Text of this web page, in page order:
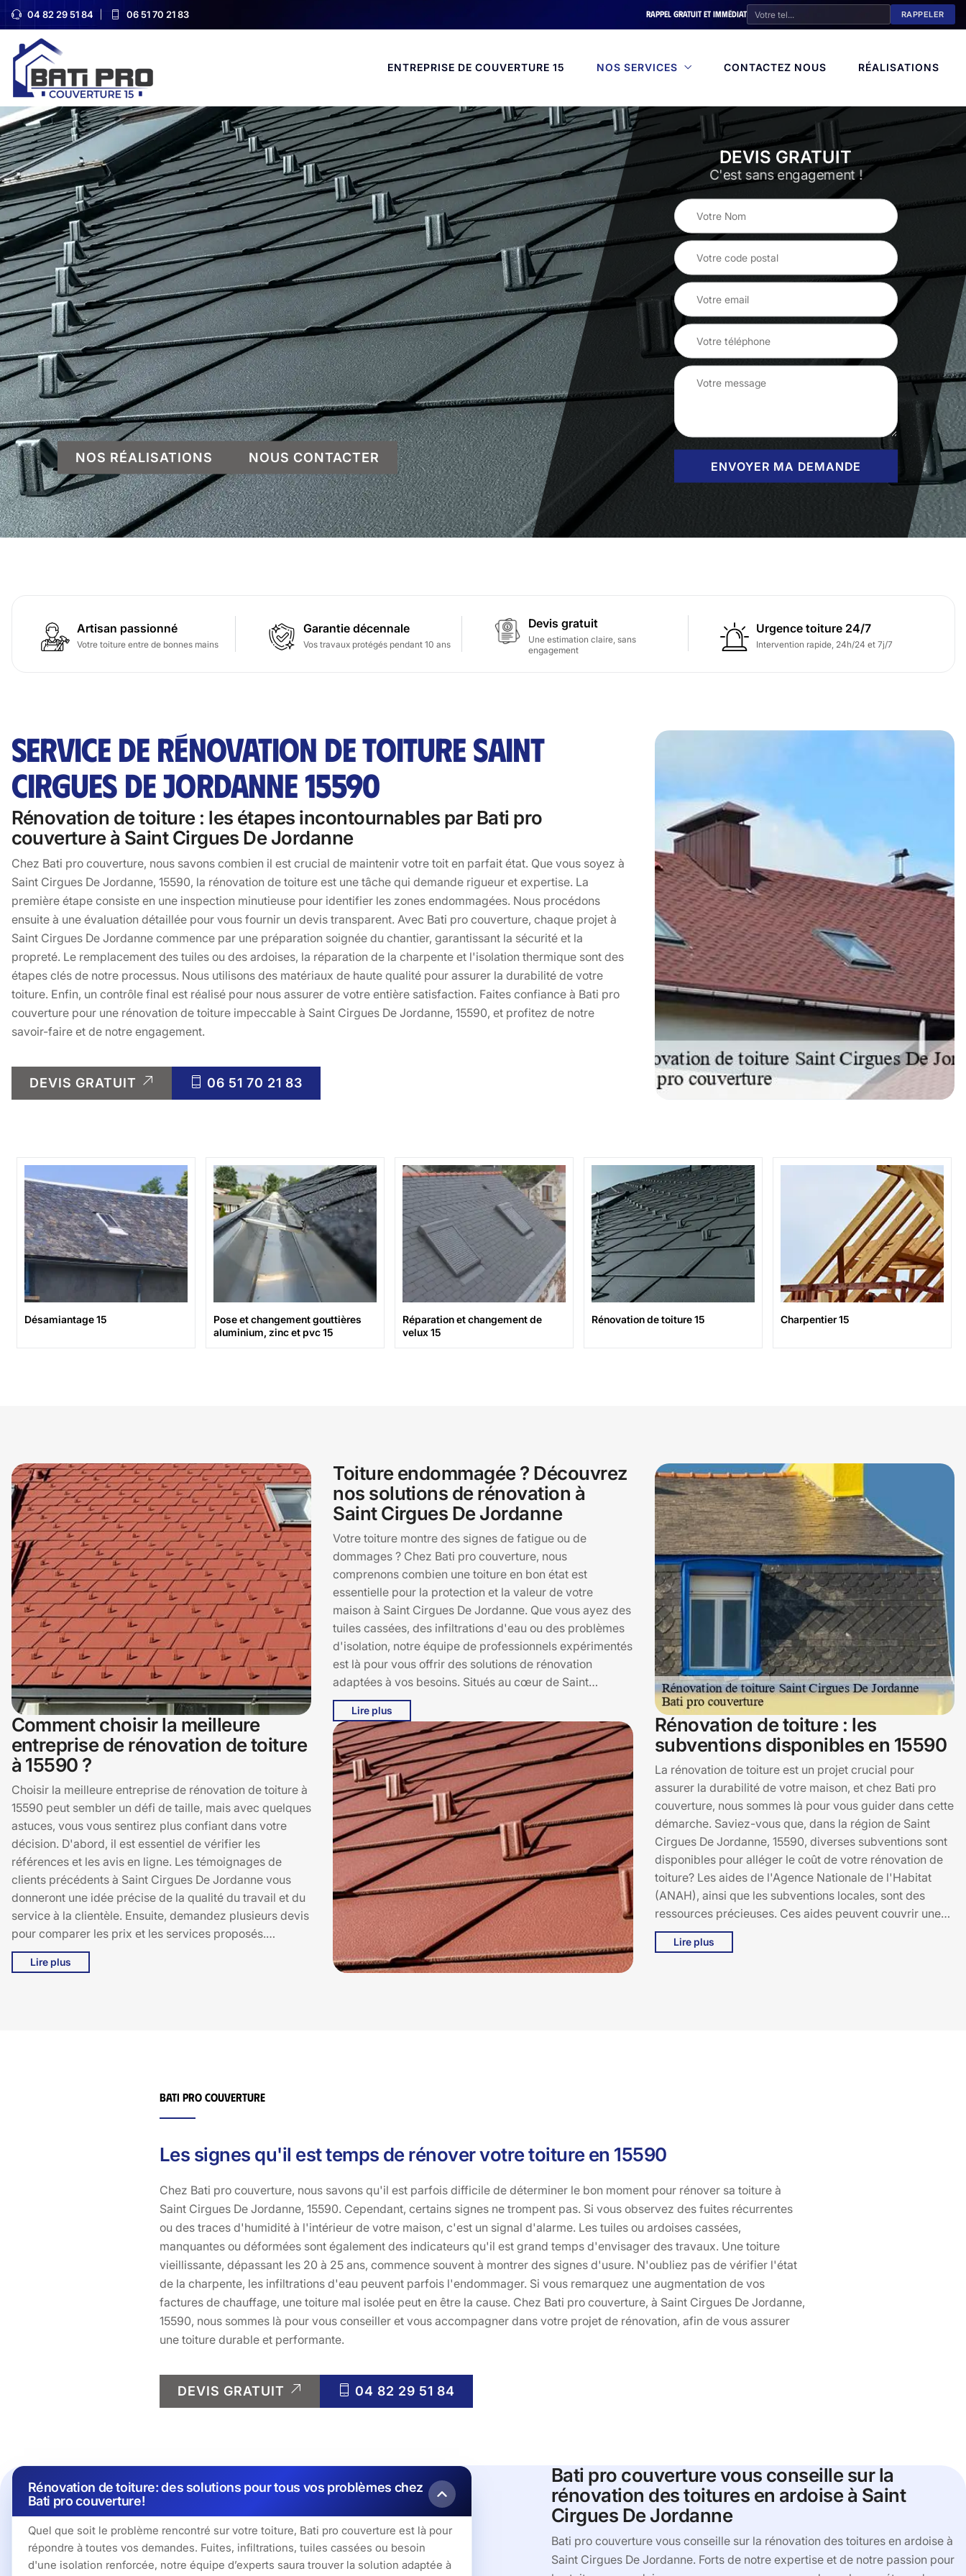
04 82 29 51 84 06 51 70 21 83 Rappel gratuit et immédiat
ENTREPRISE DE COUVERTURE 15 NOS SERVICES CONTACTEZ NOUS RÉALISATIONS
NOS RÉALISATIONS NOUS CONTACTER
DEVIS GRATUIT
C'est sans engagement !
Artisan passionné
Votre toiture entre de bonnes mains
Garantie décennale
Vos travaux protégés pendant 10 ans
Devis gratuit
Une estimation claire, sans
engagement
Urgence toiture 24/7
Intervention rapide, 24h/24 et 7j/7
SERVICE DE RÉNOVATION DE TOITURE SAINT
CIRGUES DE JORDANNE 15590
Rénovation de toiture : les étapes incontournables par Bati pro
couverture à Saint Cirgues De Jordanne
Chez Bati pro couverture, nous savons combien il est crucial de maintenir votre toit en parfait état. Que vous soyez à
Saint Cirgues De Jordanne, 15590, la rénovation de toiture est une tâche qui demande rigueur et expertise. La
première étape consiste en une inspection minutieuse pour identifier les zones endommagées. Nous procédons
ensuite à une évaluation détaillée pour vous fournir un devis transparent. Avec Bati pro couverture, chaque projet à
Saint Cirgues De Jordanne commence par une préparation soignée du chantier, garantissant la sécurité et la
propreté. Le remplacement des tuiles ou des ardoises, la réparation de la charpente et l'isolation thermique sont des
étapes clés de notre processus. Nous utilisons des matériaux de haute qualité pour assurer la durabilité de votre
toiture. Enfin, un contrôle final est réalisé pour nous assurer de votre entière satisfaction. Faites confiance à Bati pro
couverture pour une rénovation de toiture impeccable à Saint Cirgues De Jordanne, 15590, et profitez de notre
savoir-faire et de notre engagement.
DEVIS GRATUIT 06 51 70 21 83
Désamiantage 15
Pose et changement gouttières
aluminium, zinc et pvc 15
Réparation et changement de
velux 15
Rénovation de toiture 15 Charpentier 15
Comment choisir la meilleure
entreprise de rénovation de toiture
à 15590 ?
Choisir la meilleure entreprise de rénovation de toiture à
15590 peut sembler un défi de taille, mais avec quelques
astuces, vous vous sentirez plus confiant dans votre
décision. D'abord, il est essentiel de vérifier les
références et les avis en ligne. Les témoignages de
clients précédents à Saint Cirgues De Jordanne vous
donneront une idée précise de la qualité du travail et du
service à la clientèle. Ensuite, demandez plusieurs devis
pour comparer les prix et les services proposés.
Assurez-vous que les entreprises sont bien assurées et
certifiées, pour éviter toute mauvaise surprise. N'hésitez
prenant en compte ces quelques points, vous serez en
Lire plus
Toiture endommagée ? Découvrez
nos solutions de rénovation à
Saint Cirgues De Jordanne
Votre toiture montre des signes de fatigue ou de
dommages ? Chez Bati pro couverture, nous
comprenons combien une toiture en bon état est
essentielle pour la protection et la valeur de votre
maison à Saint Cirgues De Jordanne. Que vous ayez des
tuiles cassées, des infiltrations d'eau ou des problèmes
d'isolation, notre équipe de professionnels expérimentés
est là pour vous offrir des solutions de rénovation
adaptées à vos besoins. Situés au cœur de Saint
Cirgues De Jordanne, 15590, nous nous engageons à
utiliser des matériaux de haute qualité et des techniques
modernes pour garantir une toiture durable et
esthétique. Laissez-nous vous accompagner dans ce
projet crucial et redonner à votre maison toute sa
splendeur. Contactez Bati pro couverture dès
aujourd'hui pour une évaluation gratuite et découvrez
comment nous pouvons transformer votre toiture
endommagée en une toiture comme neuve, résistante et
belle. Votre satisfaction est notre priorité à Bati pro
couverture.
Lire plus
Rénovation de toiture : les
subventions disponibles en 15590
La rénovation de toiture est un projet crucial pour
assurer la durabilité de votre maison, et chez Bati pro
couverture, nous sommes là pour vous guider dans cette
démarche. Saviez-vous que, dans la région de Saint
Cirgues De Jordanne, 15590, diverses subventions sont
disponibles pour alléger le coût de votre rénovation de
toiture? Les aides de l'Agence Nationale de l'Habitat
(ANAH), ainsi que les subventions locales, sont des
ressources précieuses. Ces aides peuvent couvrir une
partie des frais de rénovation, rendant votre projet plus
abordable. À Bati pro couverture, nous vous aidons à
Lire plus
Bati pro couverture
Les signes qu'il est temps de rénover votre toiture en 15590
Chez Bati pro couverture, nous savons qu'il est parfois difficile de déterminer le bon moment pour rénover sa toiture à
Saint Cirgues De Jordanne, 15590. Cependant, certains signes ne trompent pas. Si vous observez des fuites récurrentes
ou des traces d'humidité à l'intérieur de votre maison, c'est un signal d'alarme. Les tuiles ou ardoises cassées,
manquantes ou déformées sont également des indicateurs qu'il est grand temps d'envisager des travaux. Une toiture
vieillissante, dépassant les 20 à 25 ans, commence souvent à montrer des signes d'usure. N'oubliez pas de vérifier l'état
de la charpente, les infiltrations d'eau peuvent parfois l'endommager. Si vous remarquez une augmentation de vos
factures de chauffage, une toiture mal isolée peut en être la cause. Chez Bati pro couverture, à Saint Cirgues De Jordanne,
15590, nous sommes là pour vous conseiller et vous accompagner dans votre projet de rénovation, afin de vous assurer
une toiture durable et performante.
DEVIS GRATUIT 04 82 29 51 84
Rénovation de toiture: des solutions pour tous vos problèmes chez
Bati pro couverture!
Quel que soit le problème rencontré sur votre toiture, Bati pro couverture est là pour
répondre à toutes vos demandes. Fuites, infiltrations, tuiles cassées ou besoin
d'une isolation renforcée, notre équipe d’experts saura trouver la solution adaptée à
Bati pro couverture vous conseille sur la
rénovation des toitures en ardoise à Saint
Cirgues De Jordanne
Bati pro couverture vous conseille sur la rénovation des toitures en ardoise à
Saint Cirgues De Jordanne. Forts de notre expertise et de notre passion pour